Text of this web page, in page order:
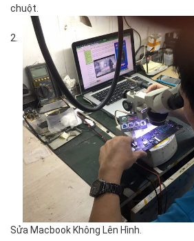
chuột.
2.
Sửa Macbook Không Lên Hình.